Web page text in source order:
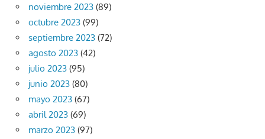
noviembre 2023 (89)
octubre 2023 (99)
septiembre 2023 (72)
agosto 2023 (42)
julio 2023 (95)
junio 2023 (80)
mayo 2023 (67)
abril 2023 (69)
marzo 2023 (97)